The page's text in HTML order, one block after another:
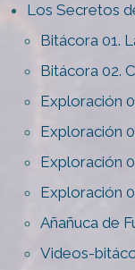
Los Secretos
Bitácora 01.
Bitácora 02.
Exploración
Exploración
Exploración
Exploración
Añañuca de
Videos-